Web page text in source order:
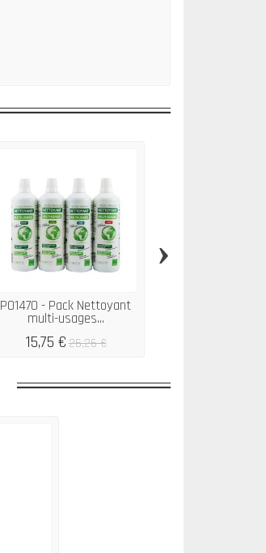
P01470 - Pack Nettoyant
multi-usages...
15,75 €26,26 €
›